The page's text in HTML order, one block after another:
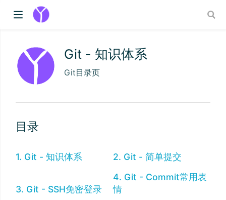
Git - 知识体系
Git目录页
目录
1. Git - 知识体系 2. Git - 简单提交
3. Git - SSH免密登录
4. Git - Commit常用表
情